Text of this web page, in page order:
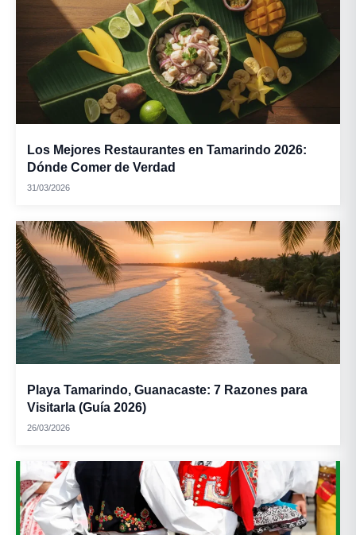
Los Mejores Restaurantes en Tamarindo 2026:
Dónde Comer de Verdad
31/03/2026
Playa Tamarindo, Guanacaste: 7 Razones para
Visitarla (Guía 2026)
26/03/2026